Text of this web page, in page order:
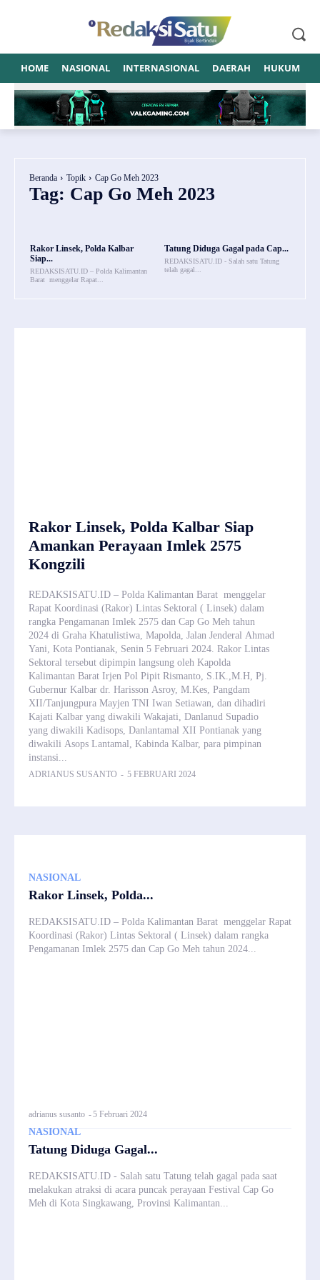
HOME NASIONAL INTERNASIONAL DAERAH HUKUM
Beranda Topik Cap Go Meh 2023
Tag: Cap Go Meh 2023
Rakor Linsek, Polda Kalbar
Siap...
REDAKSISATU.ID – Polda Kalimantan
Barat menggelar Rapat...
Tatung Diduga Gagal pada Cap...
REDAKSISATU.ID - Salah satu Tatung
telah gagal...
Rakor Linsek, Polda Kalbar Siap
Amankan Perayaan Imlek 2575
Kongzili
REDAKSISATU.ID – Polda Kalimantan Barat menggelar
Rapat Koordinasi (Rakor) Lintas Sektoral ( Linsek) dalam
rangka Pengamanan Imlek 2575 dan Cap Go Meh tahun
2024 di Graha Khatulistiwa, Mapolda, Jalan Jenderal Ahmad
Yani, Kota Pontianak, Senin 5 Februari 2024. Rakor Lintas
Sektoral tersebut dipimpin langsung oleh Kapolda
Kalimantan Barat Irjen Pol Pipit Rismanto, S.IK.,M.H, Pj.
Gubernur Kalbar dr. Harisson Asroy, M.Kes, Pangdam
XII/Tanjungpura Mayjen TNI Iwan Setiawan, dan dihadiri
Kajati Kalbar yang diwakili Wakajati, Danlanud Supadio
yang diwakili Kadisops, Danlantamal XII Pontianak yang
diwakili Asops Lantamal, Kabinda Kalbar, para pimpinan
instansi...
ADRIANUS SUSANTO - 5 FEBRUARI 2024
NASIONAL
Rakor Linsek, Polda...
REDAKSISATU.ID – Polda Kalimantan Barat menggelar Rapat
Koordinasi (Rakor) Lintas Sektoral ( Linsek) dalam rangka
Pengamanan Imlek 2575 dan Cap Go Meh tahun 2024...
adrianus susanto -5 Februari 2024
NASIONAL
Tatung Diduga Gagal...
REDAKSISATU.ID - Salah satu Tatung telah gagal pada saat
melakukan atraksi di acara puncak perayaan Festival Cap Go
Meh di Kota Singkawang, Provinsi Kalimantan...